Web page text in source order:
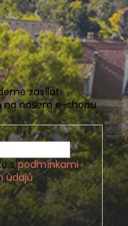
zasílat
našem e-shopu.
spodmínkami
údajů